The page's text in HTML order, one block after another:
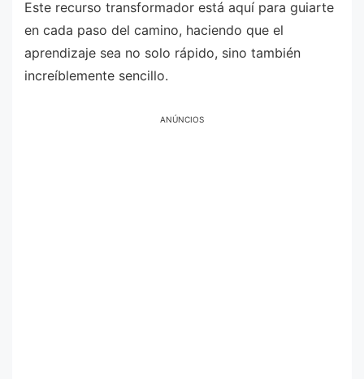
Este recurso transformador está aquí para guiarte
en cada paso del camino, haciendo que el
aprendizaje sea no solo rápido, sino también
increíblemente sencillo.
ANÚNCIOS